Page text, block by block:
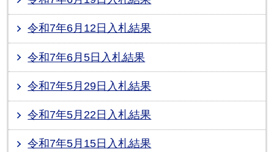
令和7年6月12日入札結果
令和7年6月5日入札結果
令和7年5月29日入札結果
令和7年5月22日入札結果
令和7年5月15日入札結果